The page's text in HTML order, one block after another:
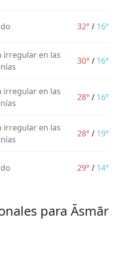
32° / 16°
irregular en las
30° / 16°
irregular en las
28° / 16°
irregular en las
28° / 19°
29° / 14°
para Āsmār